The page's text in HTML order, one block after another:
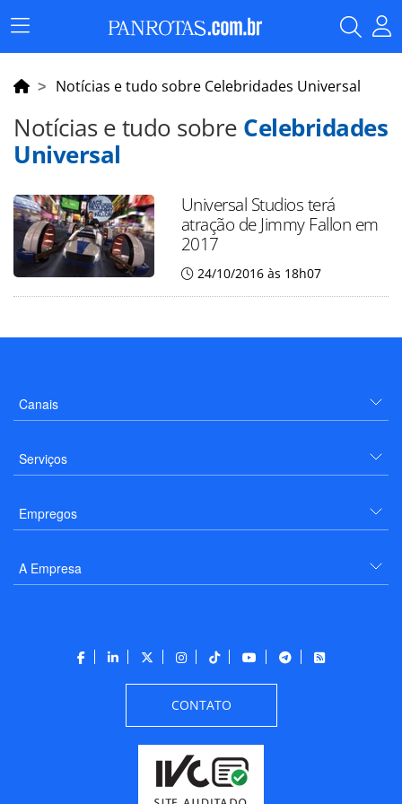
Menu
Principal
Notícias e tudo sobre Celebridades Universal
Notícias e tudo sobre Celebridades
Universal
Universal Studios terá
atração de Jimmy Fallon em
2017
24/10/2016 às 18h07
Canais
Serviços
Empregos
A Empresa
CONTATO